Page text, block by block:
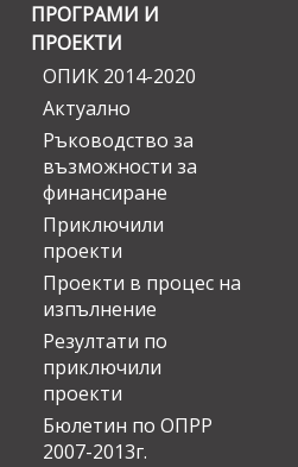
ПРОГРАМИ И
ПРОЕКТИ
ОПИК 2014-2020
Актуално
Ръководство за
възможности за
финансиране
Приключили
проекти
Проекти в процес на
изпълнение
Резултати по
приключили
проекти
Бюлетин по ОПРР
2007-2013г.